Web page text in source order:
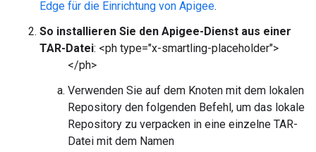
Edge für die Einrichtung von Apigee.
So installieren Sie den Apigee-Dienst aus einer
TAR-Datei: <ph type="x-smartling-placeholder">
</ph>
Verwenden Sie auf dem Knoten mit dem lokalen
Repository den folgenden Befehl, um das lokale
Repository zu verpacken in eine einzelne TAR-
Datei mit dem Namen